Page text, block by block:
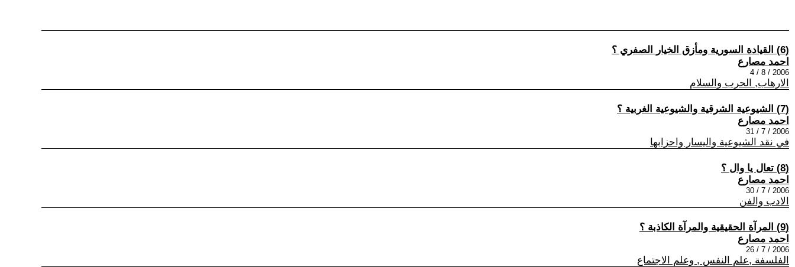
(6) القيادة السورية ومأزق الخيار الصفري ؟
احمد مصارع
2006 / 8 / 4
الارهاب, الحرب والسلام
(7) الشيوعية الشرقية والشيوعية الغربية ؟
احمد مصارع
2006 / 7 / 31
في نقد الشيوعية واليسار واحزابها
(8) تعال يا وال ؟
احمد مصارع
2006 / 7 / 30
الادب والفن
(9) المرآة الحقيقية والمرآة الكاذبة ؟
احمد مصارع
2006 / 7 / 26
الفلسفة ,علم النفس , وعلم الاجتماع